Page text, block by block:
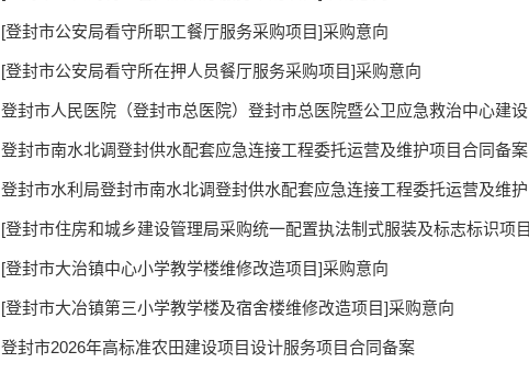
[登封市公安局看守所职工餐厅服务采购项目]采购意向
[登封市公安局看守所在押人员餐厅服务采购项目]采购意向
登封市南水北调登封供水配套应急连接工程委托运营及维护项目合同备案
[登封市大治镇中心小学教学楼维修改造项目]采购意向
[登封市大冶镇第三小学教学楼及宿舍楼维修改造项目]采购意向
登封市2026年高标准农田建设项目设计服务项目合同备案